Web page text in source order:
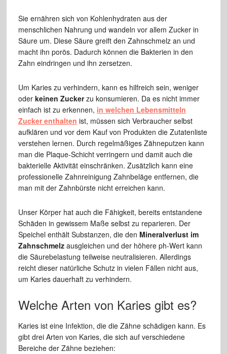
Sie ernähren sich von Kohlenhydraten aus der
menschlichen Nahrung und wandeln vor allem Zucker in
Säure um. Diese Säure greift den Zahnschmelz an und
macht ihn porös. Dadurch können die Bakterien in den
Zahn eindringen und ihn zersetzen.
Um Karies zu verhindern, kann es hilfreich sein, weniger
oder keinen Zuckerzu konsumieren. Da es nicht immer
einfach ist zu erkennen, in welchen Lebensmitteln
Zucker enthalten ist, müssen sich Verbraucher selbst
aufklären und vor dem Kauf von Produkten die Zutatenliste
verstehen lernen. Durch regelmäßiges Zähneputzen kann
man die Plaque-Schicht verringern und damit auch die
bakterielle Aktivität einschränken. Zusätzlich kann eine
professionelle Zahnreinigung Zahnbeläge entfernen, die
man mit der Zahnbürste nicht erreichen kann.
Unser Körper hat auch die Fähigkeit, bereits entstandene
Schäden in gewissem Maße selbst zu reparieren. Der
Speichel enthält Substanzen, die den Mineralverlust im
Zahnschmelzausgleichen und der höhere ph-Wert kann
die Säurebelastung teilweise neutralisieren. Allerdings
reicht dieser natürliche Schutz in vielen Fällen nicht aus,
um Karies dauerhaft zu verhindern.
Welche Arten von Karies gibt es?
Karies ist eine Infektion, die die Zähne schädigen kann. Es
gibt drei Arten von Karies, die sich auf verschiedene
Bereiche der Zähne beziehen: